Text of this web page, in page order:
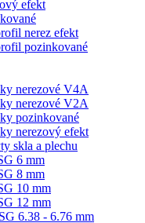
efekt
nerez efekt
pozinkované
nerezové V4A
nerezové V2A
pozinkované
nerezový efekt
skla a plechu
6 mm
8 mm
10 mm
12 mm
6.38 - 6.76 mm